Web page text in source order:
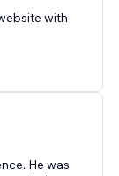
with
He was